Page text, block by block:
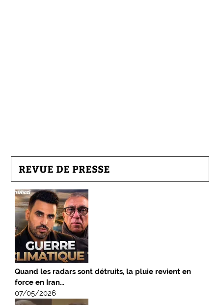
REVUE DE PRESSE
Quand les radars sont détruits, la pluie revient en
force en Iran…
07/05/2026